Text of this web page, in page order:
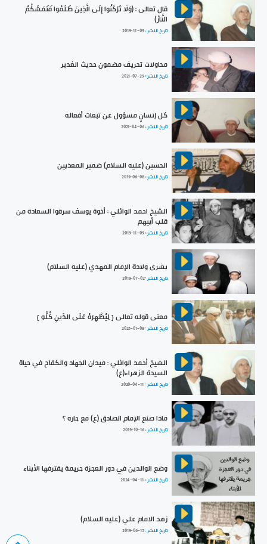
قال تعالى : (وَلَا تَرْكَنُوا إِلَى الَّذِينَ ظَلَمُوا فَتَمَسَّكُمُ
النَّارُ)
تاريخ النشر :2019-11-09
محاولات تحريف مضمون حديث الغدير
تاريخ النشر :2021-07-29
كل إنسانٍ مسؤول عن تبعات أفعاله
تاريخ النشر :2021-04-06
الحسين (عليه السلام) ضمير المعذبين
تاريخ النشر :2019-06-08
الشيخ احمد الوائلي : أخوة يوسف سرقوا السعادة من
قلب أبيهم
تاريخ النشر :2019-11-09
بشرى ولادة الإمام المهدي (عليه السلام)
تاريخ النشر :2019-07-02
معنى قوله تعالى { لِيُظْهِرَهُ عَلَى الدِّينِ كُلِّهِ }
تاريخ النشر :2025-01-08
الشيخ أحمد الوائلي : ميدان الجهاد والكفاح في حياة
السيدة الزهراء(ع)
تاريخ النشر : 2020-04-11
ماذا صنع الإمام الصادق (ع) مع جاره ؟
تاريخ النشر :2019-10-16
وضع الوالدين في دور العجزة جريمة يقترفها الأبناء
تاريخ النشر : 2024-04-11
زهد الامام علي (عليه السلام)
تاريخ النشر :2019-06-15